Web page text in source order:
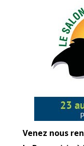
Venez nous